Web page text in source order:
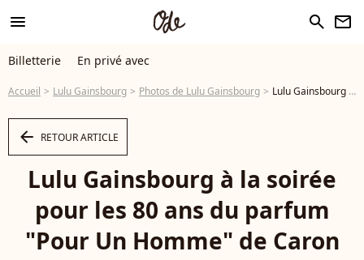
menu search newsletter
Billetterie En privé avec
Accueil Lulu Gainsbourg Photos de Lulu Gainsbourg Lulu Gainsbourg à la soirée pour les 80 ans du parfum "Pour Un Homme" de Caron au Théâtre du Renard à Paris, le 9 octobre 2014. Photo : Coadic Guirac - Photo
arrow_left RETOUR ARTICLE
Lulu Gainsbourg à la soirée
pour les 80 ans du parfum
"Pour Un Homme" de Caron